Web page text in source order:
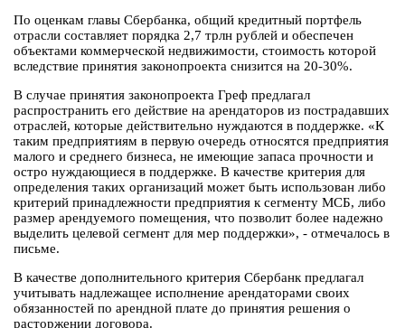
По оценкам главы Сбербанка, общий кредитный портфель
отрасли составляет порядка 2,7 трлн рублей и обеспечен
объектами коммерческой недвижимости, стоимость которой
вследствие принятия законопроекта снизится на 20-30%.
В случае принятия законопроекта Греф предлагал
распространить его действие на арендаторов из пострадавших
отраслей, которые действительно нуждаются в поддержке. «К
таким предприятиям в первую очередь относятся предприятия
малого и среднего бизнеса, не имеющие запаса прочности и
остро нуждающиеся в поддержке. В качестве критерия для
определения таких организаций может быть использован либо
критерий принадлежности предприятия к сегменту МСБ, либо
размер арендуемого помещения, что позволит более надежно
выделить целевой сегмент для мер поддержки», - отмечалось в
письме.
В качестве дополнительного критерия Сбербанк предлагал
учитывать надлежащее исполнение арендаторами своих
обязанностей по арендной плате до принятия решения о
расторжении договора.